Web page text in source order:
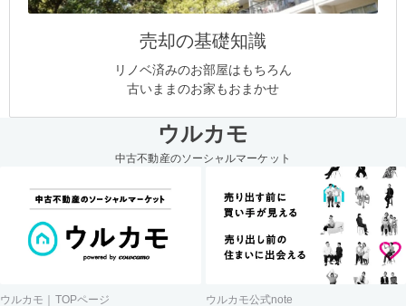
売却の基礎知識
リノベ済みのお部屋はもちろん
古いままのお家もおまかせ
ウルカモ
中古不動産のソーシャルマーケット
ウルカモ｜TOPページ ウルカモ公式note